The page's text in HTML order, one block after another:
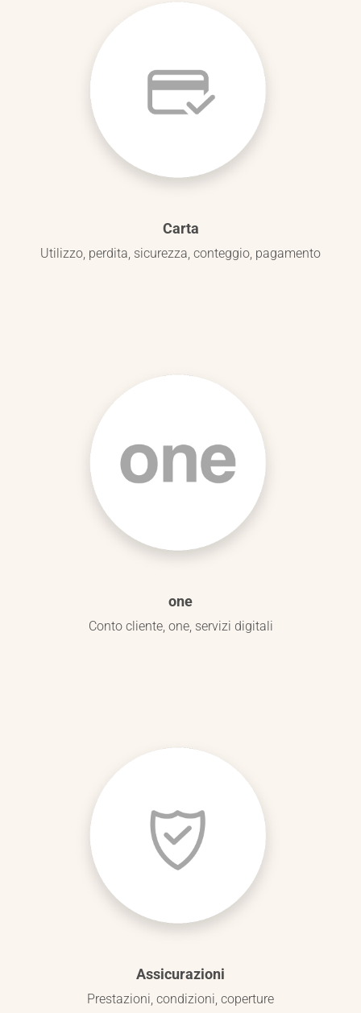
Carta
Utilizzo, perdita, sicurezza, conteggio, pagamento
one
Conto cliente, one, servizi digitali
Assicurazioni
Prestazioni, condizioni, coperture